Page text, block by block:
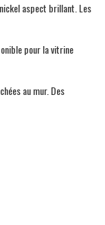
aspect brillant. Les
pour la vitrine
au mur. Des